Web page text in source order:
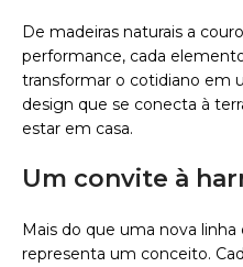
De madeiras naturais a
performance, cada
transformar o cotidiano em
design que se conecta à
estar em casa.
Um convite à
Mais do que uma nova linha
representa um conceito.